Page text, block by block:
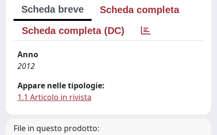
Scheda breve
Scheda completa
Scheda completa (DC)
Anno
2012
Appare nelle tipologie:
1.1 Articolo in rivista
File in questo prodotto: